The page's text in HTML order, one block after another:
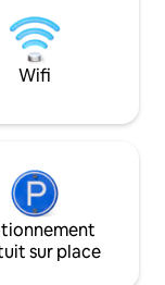
Marajá est un
qui vous offre
toute l'année.
Wifi
sur place